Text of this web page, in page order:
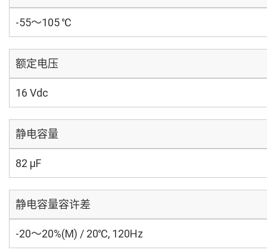
-55～105 ℃
额定电压
16 Vdc
静电容量
82 µF
静电容量容许差
-20～20%(M) / 20℃, 120Hz